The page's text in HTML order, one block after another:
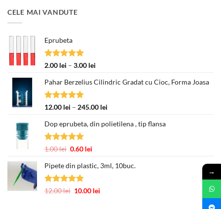
CELE MAI VANDUTE
Eprubeta
Evaluat la
2.00 lei – 3.00 lei
prețuri:
la
3.00 lei
Pahar Berzelius Cilindric Gradat cu Cioc, Forma Joasa
Evaluat la
12.00 lei – 245.00 lei
prețuri:
245.00 lei
Dop eprubeta, din polietilena , tip flansa
Evaluat la
1.00lei Prețul
a
fost:
0.60 lei
este:
Pipete din plastic, 3ml, 10buc.
Evaluat la
12.00lei Prețul
10.00 lei
→